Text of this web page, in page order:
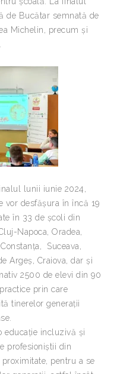
de Bucătar semnată de
Michelin, precum și
lunii iunie 2024,
vor desfășura în încă 19
în 33 de școli din
Napoca, Oradea,
Suceava,
Argeș, Craiova, dar și
2500 de elevi din 90
prin care
tinerelor generații
educație incluzivă și
profesioniștii din
pentru a se